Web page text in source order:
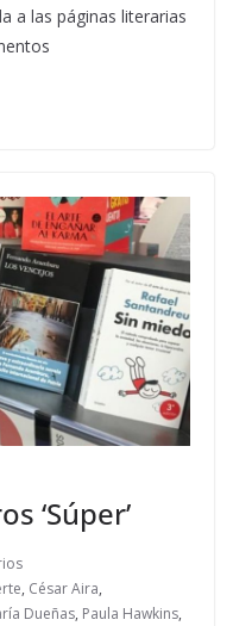
a las páginas literarias
‘Súper’
, César Aira,
Dueñas, Paula Hawkins,